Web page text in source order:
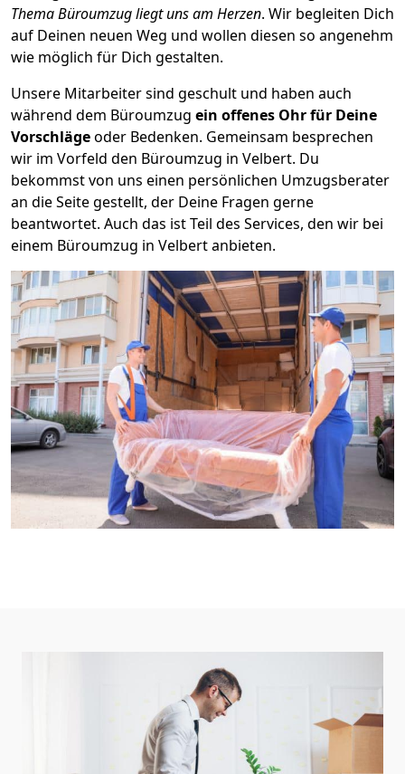
Thema Büroumzug liegt uns am Herzen. Wir begleiten Dich
auf Deinen neuen Weg und wollen diesen so angenehm
wie möglich für Dich gestalten.
Unsere Mitarbeiter sind geschult und haben auch
während dem Büroumzug ein offenes Ohr für Deine
Vorschlägeoder Bedenken. Gemeinsam besprechen
wir im Vorfeld den Büroumzug in Velbert. Du
bekommst von uns einen persönlichen Umzugsberater
an die Seite gestellt, der Deine Fragen gerne
beantwortet. Auch das ist Teil des Services, den wir bei
einem Büroumzug in Velbert anbieten.